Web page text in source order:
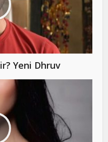
Yeni Dhruv